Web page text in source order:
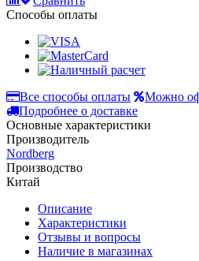
Способы оплаты
Все способы оплаты
Можно
Подробнее о доставке
Основные характеристики
Производитель
Nordberg
Производство
Китай
Описание
Характеристики
Отзывы и вопросы
Наличие в магазинах